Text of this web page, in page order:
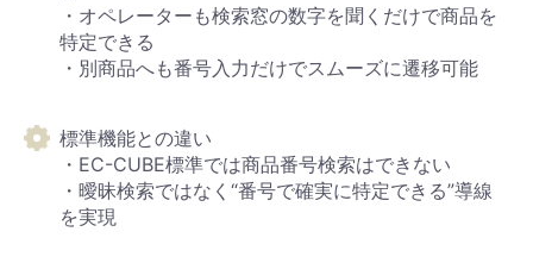
・オペレーターも検索窓の数字を聞くだけで商品を
特定できる
・別商品へも番号入力だけでスムーズに遷移可能
標準機能との違い
・EC-CUBE標準では商品番号検索はできない
・曖昧検索ではなく“番号で確実に特定できる”導線
を実現